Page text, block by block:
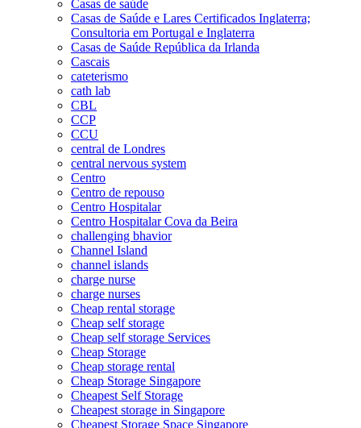
Casas de saúde
Casas de Saúde e Lares Certificados Inglaterra;
Consultoria em Portugal e Inglaterra
Casas de Saúde República da Irlanda
Cascais
cateterismo
cath lab
CBL
CCP
CCU
central de Londres
central nervous system
Centro
Centro de repouso
Centro Hospitalar
Centro Hospitalar Cova da Beira
challenging bhavior
Channel Island
channel islands
charge nurse
charge nurses
Cheap rental storage
Cheap self storage
Cheap self storage Services
Cheap Storage
Cheap storage rental
Cheap Storage Singapore
Cheapest Self Storage
Cheapest storage in Singapore
Cheapest Storage Space Singapore